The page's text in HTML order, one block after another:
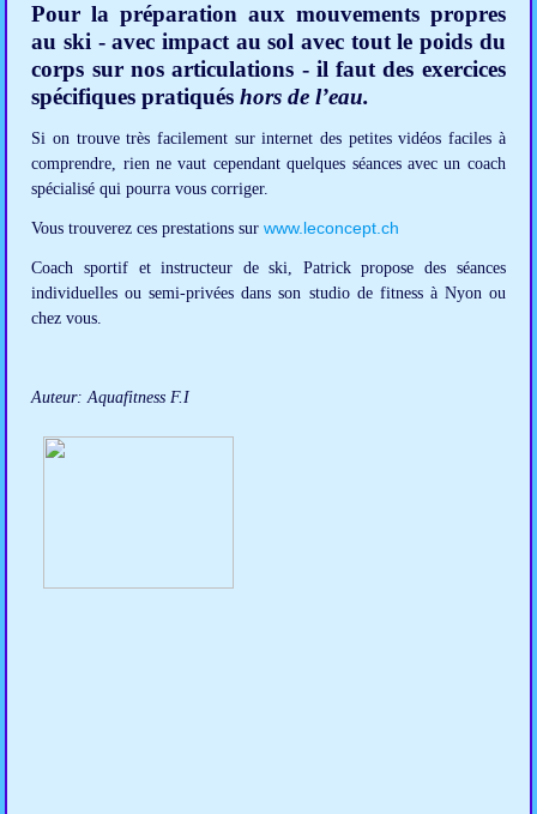
Pour la préparation aux mouvements propres
au ski - avec impact au sol avec tout le poids du
corps sur nos articulations - il faut des exercices
spécifiques pratiquéshors de l’eau.
Si on trouve très facilement sur internet des petites vidéos faciles à
comprendre, rien ne vaut cependant quelques séances avec un coach
spécialisé qui pourra vous corriger.
Vous trouverez ces prestations surwww.leconcept.ch
Coach sportif et instructeur de ski, Patrick propose des séances
individuelles ou semi-privées dans son studio de fitness à Nyon ou
chez vous.
Auteur: Aquafitness F.I